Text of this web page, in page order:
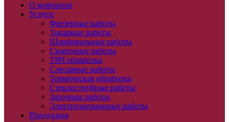
О компании
Услуги
Фрезерные работы
Токарные работы
Шлифовальные работы
Сварочные работы
ТВЧ обработка
Слесарные работы
Термическая обработка
Стеклоструйные работы
Заточные работы
Электроэрозионные работы
Продукция